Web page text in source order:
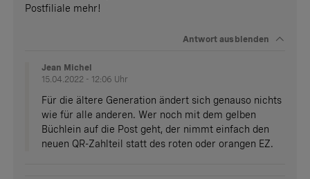
Postfiliale mehr!
Antwortausblenden
Jean Michel
15.04.2022 - 12:06 Uhr
Für die ältere Generation ändert sich genauso nichts
wie für alle anderen. Wer noch mit dem gelben
Büchlein auf die Post geht, der nimmt einfach den
neuen QR-Zahlteil statt des roten oder orangen EZ.